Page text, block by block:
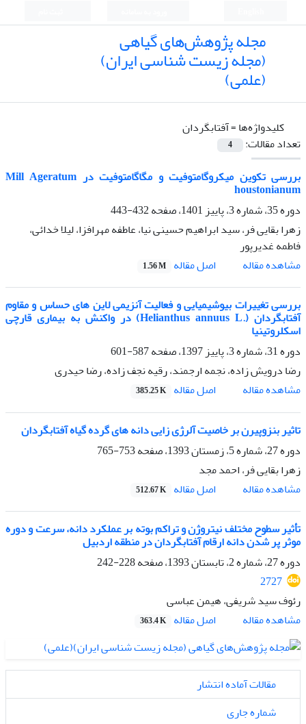
مجله پژوهش‌های گیاهی
(مجله زیست شناسی ایران)
(علمی)
کلیدواژه‌ها =آفتابگردان
تعداد مقالات:
4
بررسی تکوین میکروگامتوفیت و مگاگامتوفیت در Mill Ageratum
houstonianum
دوره 35، شماره 3، پاییز 1401، صفحه
432-443
زهرا بقایی فر، سید ابراهیم حسینی نیا، عاطفه مهرافزا، لیلا خدائی،
فاطمه غدیرپور
مشاهده مقاله
اصل مقاله 1.56 M
بررسی تغییرات بیوشیمیایی و فعالیت آنزیمی لاین های حساس و مقاوم
آفتابگردان (.Helianthus annuus L) در واکنش به بیماری قارچی
اسکلروتینیا
دوره 31، شماره 3، پاییز 1397، صفحه
587-601
رضا درویش زاده، نجمه ارجمند، رقیه نجف زاده، رضا حیدری
مشاهده مقاله
اصل مقاله 385.25 K
تاثیر بنزوپیرن بر خاصیت آلرژی زایی دانه های گرده گیاه آفتابگردان
دوره 27، شماره 5، زمستان 1393، صفحه
753-765
زهرا بقایی فر، احمد مجد
مشاهده مقاله
اصل مقاله 512.67 K
تأثیر سطوح مختلف نیتروژن و تراکم بوته بر عملکرد دانه، سرعت و دوره
موثر پر شدن دانه ارقام آفتابگردان در منطقه اردبیل
دوره 27، شماره 2، تابستان 1393، صفحه
228-242
2727
رئوف سید شریفی، هیمن عباسی
مشاهده مقاله
اصل مقاله 363.4 K
مقالات آماده انتشار
شماره جاری